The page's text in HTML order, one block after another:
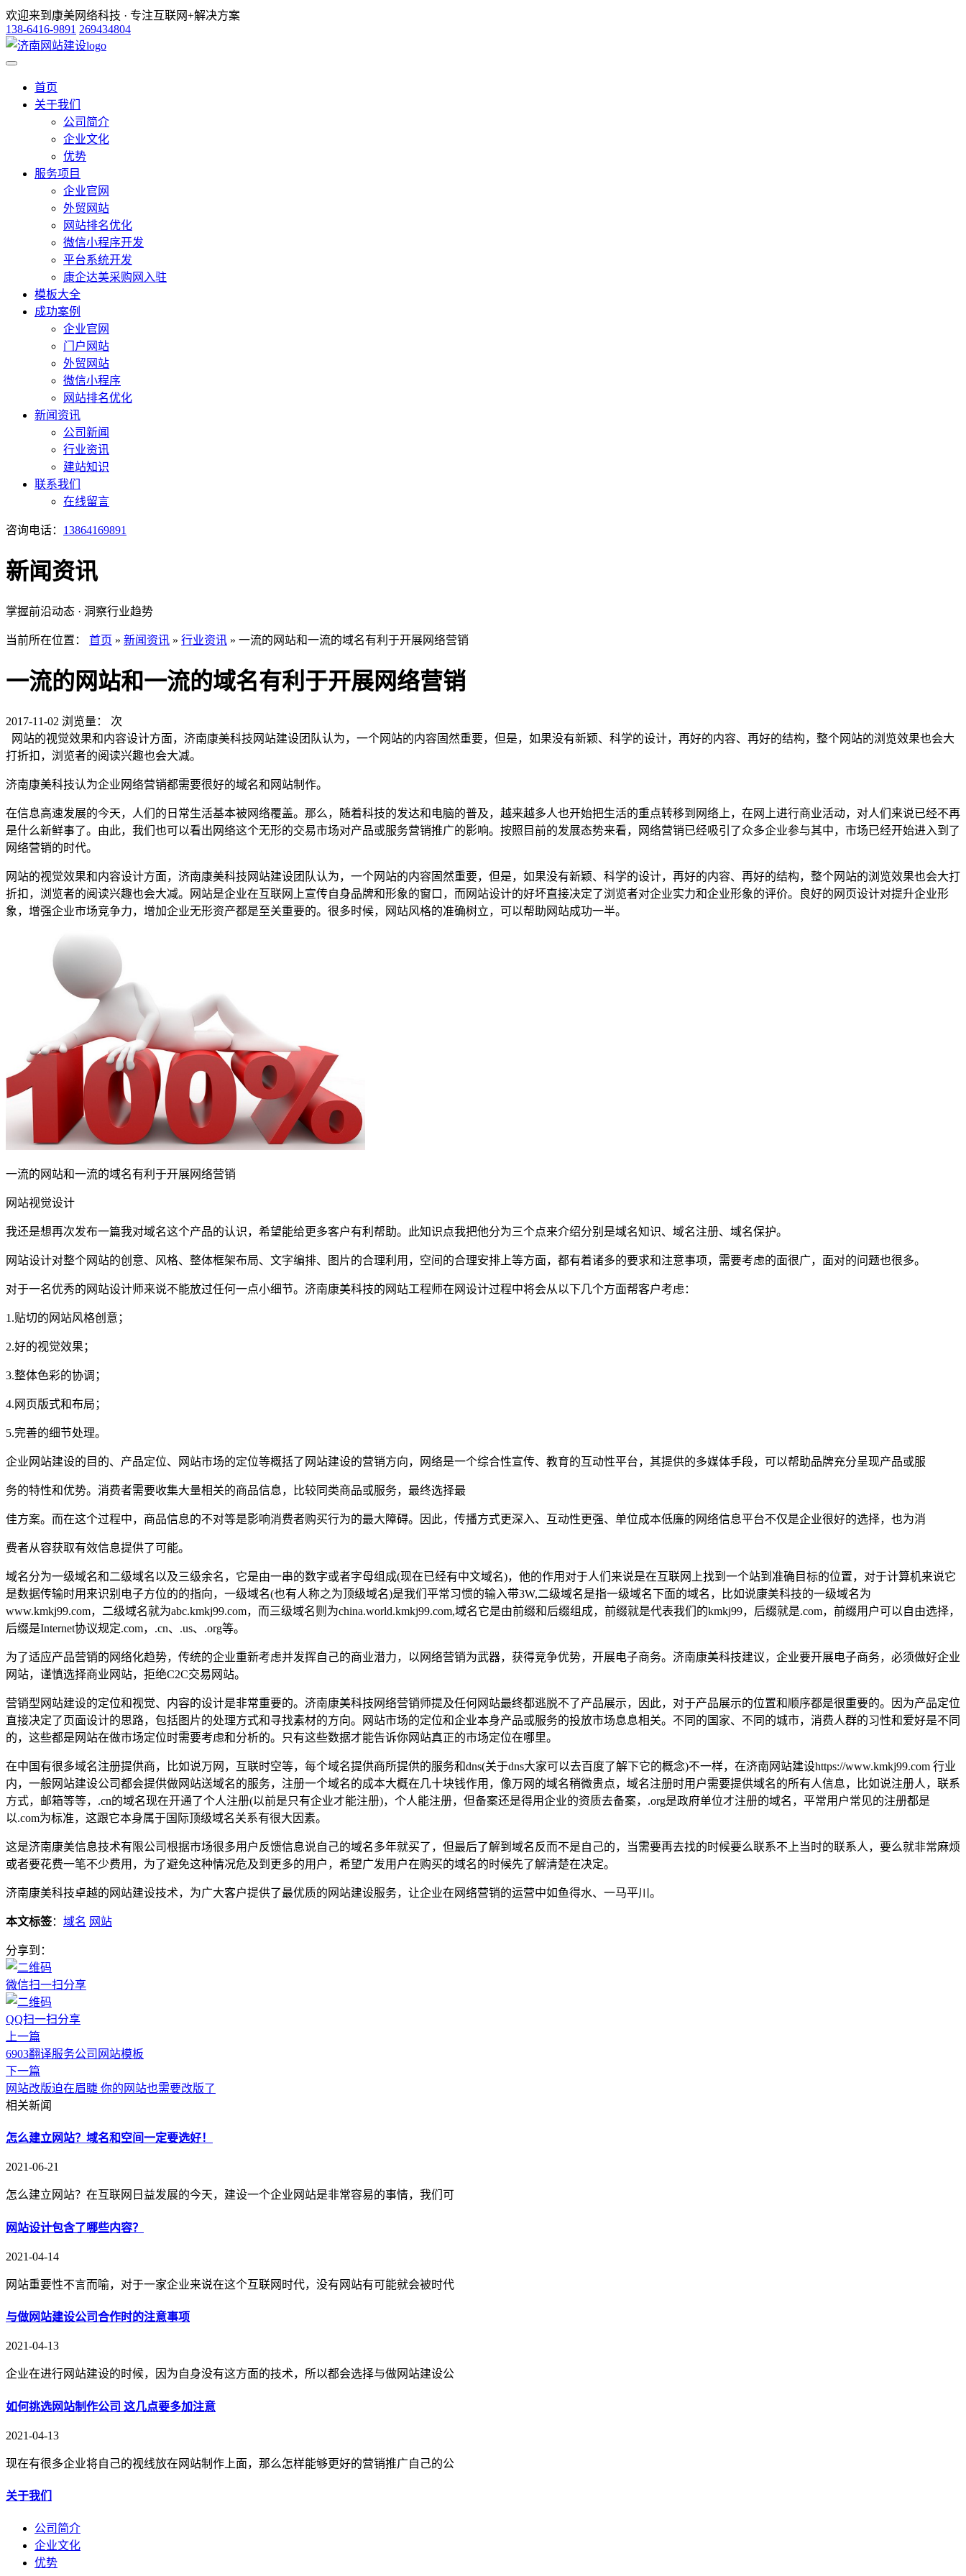
欢迎来到康美网络科技 · 专注互联网+解决方案
138-6416-9891 269434804
首页
关于我们
公司简介
企业文化
优势
服务项目
企业官网
外贸网站
网站排名优化
微信小程序开发
平台系统开发
康企达美采购网入驻
模板大全
成功案例
企业官网
门户网站
外贸网站
微信小程序
网站排名优化
新闻资讯
公司新闻
行业资讯
建站知识
联系我们
在线留言
咨询电话： 13864169891
新闻资讯
掌握前沿动态 · 洞察行业趋势
当前所在位置： 首页 » 新闻资讯 » 行业资讯 » 一流的网站和一流的域名有利于开展网络营销
一流的网站和一流的域名有利于开展网络营销
2017-11-02 浏览量：
次
网站的视觉效果和内容设计方面，济南康美科技网站建设团队认为，一个网站的内容固然重要，但是，如果没有新颖、科学的设计，再好的内容、再好的结构，整个网站的浏览效果也会大
打折扣，浏览者的阅读兴趣也会大减。
济南康美科技认为企业网络营销都需要很好的域名和网站制作。
在信息高速发展的今天，人们的日常生活基本被网络覆盖。那么，随着科技的发达和电脑的普及，越来越多人也开始把生活的重点转移到网络上，在网上进行商业活动，对人们来说已经不再
是什么新鲜事了。由此，我们也可以看出网络这个无形的交易市场对产品或服务营销推广的影响。按照目前的发展态势来看，网络营销已经吸引了众多企业参与其中，市场已经开始进入到了
网络营销的时代。
网站的视觉效果和内容设计方面，济南康美科技网站建设团队认为，一个网站的内容固然重要，但是，如果没有新颖、科学的设计，再好的内容、再好的结构，整个网站的浏览效果也会大打
折扣，浏览者的阅读兴趣也会大减。网站是企业在互联网上宣传自身品牌和形象的窗口，而网站设计的好坏直接决定了浏览者对企业实力和企业形象的评价。良好的网页设计对提升企业形
象，增强企业市场竞争力，增加企业无形资产都是至关重要的。很多时候，网站风格的准确树立，可以帮助网站成功一半。
一流的网站和一流的域名有利于开展网络营销
网站视觉设计
我还是想再次发布一篇我对域名这个产品的认识，希望能给更多客户有利帮助。此知识点我把他分为三个点来介绍分别是域名知识、域名注册、域名保护。
网站设计对整个网站的创意、风格、整体框架布局、文字编排、图片的合理利用，空间的合理安排上等方面，都有着诸多的要求和注意事项，需要考虑的面很广，面对的问题也很多。
对于一名优秀的网站设计师来说不能放过任何一点小细节。济南康美科技的网站工程师在网设计过程中将会从以下几个方面帮客户考虑：
1.贴切的网站风格创意；
2.好的视觉效果；
3.整体色彩的协调；
4.网页版式和布局；
5.完善的细节处理。
企业网站建设的目的、产品定位、网站市场的定位等概括了网站建设的营销方向，网络是一个综合性宣传、教育的互动性平台，其提供的多媒体手段，可以帮助品牌充分呈现产品或服
务的特性和优势。消费者需要收集大量相关的商品信息，比较同类商品或服务，最终选择最
佳方案。而在这个过程中，商品信息的不对等是影响消费者购买行为的最大障碍。因此，传播方式更深入、互动性更强、单位成本低廉的网络信息平台不仅是企业很好的选择，也为消
费者从容获取有效信息提供了可能。
域名分为一级域名和二级域名以及三级余名，它是由一串的数字或者字母组成(现在已经有中文域名)，他的作用对于人们来说是在互联网上找到一个站到准确目标的位置，对于计算机来说它
是数据传输时用来识别电子方位的的指向，一级域名(也有人称之为顶级域名)是我们平常习惯的输入带3W,二级域名是指一级域名下面的域名，比如说康美科技的一级域名为
www.kmkj99.com，二级域名就为abc.kmkj99.com，而三级域名则为china.world.kmkj99.com,域名它是由前缀和后缀组成，前缀就是代表我们的kmkj99，后缀就是.com，前缀用户可以自由选择，
后缀是Internet协议规定.com，.cn、.us、.org等。
为了适应产品营销的网络化趋势，传统的企业重新考虑并发挥自己的商业潜力，以网络营销为武器，获得竞争优势，开展电子商务。济南康美科技建议，企业要开展电子商务，必须做好企业
网站，谨慎选择商业网站，拒绝C2C交易网站。
营销型网站建设的定位和视觉、内容的设计是非常重要的。济南康美科技网络营销师提及任何网站最终都逃脱不了产品展示，因此，对于产品展示的位置和顺序都是很重要的。因为产品定位
直接决定了页面设计的思路，包括图片的处理方式和寻找素材的方向。网站市场的定位和企业本身产品或服务的投放市场息息相关。不同的国家、不同的城市，消费人群的习性和爱好是不同
的，这些都是网站在做市场定位时需要考虑和分析的。只有这些数据才能告诉你网站真正的市场定位在哪里。
在中国有很多域名注册提供商，比如说万网，互联时空等，每个域名提供商所提供的服务和dns(关于dns大家可以去百度了解下它的概念)不一样，在济南网站建设https://www.kmkj99.com 行业
内，一般网站建设公司都会提供做网站送域名的服务，注册一个域名的成本大概在几十块钱作用，像万网的域名稍微贵点，域名注册时用户需要提供域名的所有人信息，比如说注册人，联系
方式，邮箱等等，.cn的域名现在开通了个人注册(以前是只有企业才能注册)，个人能注册，但备案还是得用企业的资质去备案，.org是政府单位才注册的域名，平常用户常见的注册都是
以.com为标准，这跟它本身属于国际顶级域名关系有很大因素。
这是济南康美信息技术有限公司根据市场很多用户反馈信息说自己的域名多年就买了，但最后了解到域名反而不是自己的，当需要再去找的时候要么联系不上当时的联系人，要么就非常麻烦
或者要花费一笔不少费用，为了避免这种情况危及到更多的用户，希望广发用户在购买的域名的时候先了解清楚在决定。
济南康美科技卓越的网站建设技术，为广大客户提供了最优质的网站建设服务，让企业在网络营销的运营中如鱼得水、一马平川。
本文标签： 域名 网站
分享到：
微信扫一扫分享
QQ扫一扫分享
上一篇
6903翻译服务公司网站模板
下一篇
网站改版迫在眉睫 你的网站也需要改版了
相关新闻
怎么建立网站？域名和空间一定要选好！
2021-06-21
怎么建立网站？在互联网日益发展的今天，建设一个企业网站是非常容易的事情，我们可
网站设计包含了哪些内容？
2021-04-14
网站重要性不言而喻，对于一家企业来说在这个互联网时代，没有网站有可能就会被时代
与做网站建设公司合作时的注意事项
2021-04-13
企业在进行网站建设的时候，因为自身没有这方面的技术，所以都会选择与做网站建设公
如何挑选网站制作公司 这几点要多加注意
2021-04-13
现在有很多企业将自己的视线放在网站制作上面，那么怎样能够更好的营销推广自己的公
关于我们
公司简介
企业文化
优势